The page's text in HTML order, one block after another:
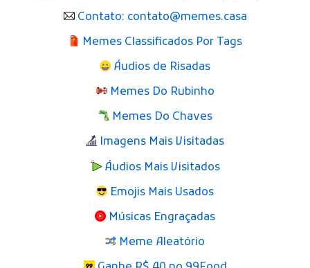
Contato: contato@memes.casa
Memes Classificados Por Tags
Áudios de Risadas
Memes Do Rubinho
Memes Do Chaves
Imagens Mais Visitadas
Áudios Mais Visitados
Emojis Mais Usados
Músicas Engraçadas
Meme Aleatório